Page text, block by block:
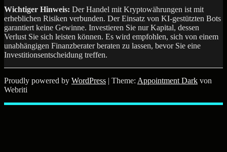
Wichtiger Hinweis: Der Handel mit Kryptowährungen ist mit
erheblichen Risiken verbunden. Der Einsatz von KI-gestützten Bots
garantiert keine Gewinne. Investieren Sie nur Kapital, dessen
Verlust Sie sich leisten können. Es wird empfohlen, sich von einem
unabhängigen Finanzberater beraten zu lassen, bevor Sie eine
Investitionsentscheidung treffen.
Proudly powered by WordPress | Theme: Appointment Dark von
Webriti